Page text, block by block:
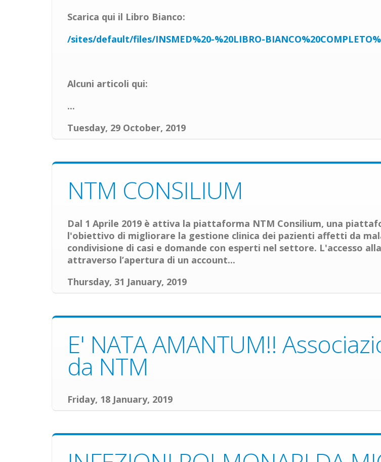
Scarica qui il Libro Bianco:
/sites/default/files/INSMED%20-%20LIBRO-
Alcuni articoli qui:
...
Tuesday, 29 October, 2019
NTM CONSILIUM
Dal 1 Aprile 2019 è attiva la piattaforma NTM Consilium, una
l'obiettivo di migliorare la gestione clinica dei pazienti affetti da
condivisione di casi e domande con esperti nel settore. L'accesso
attraverso l’apertura di un account...
Thursday, 31 January, 2019
E' NATA AMANTUM!!
da NTM
Friday, 18 January, 2019